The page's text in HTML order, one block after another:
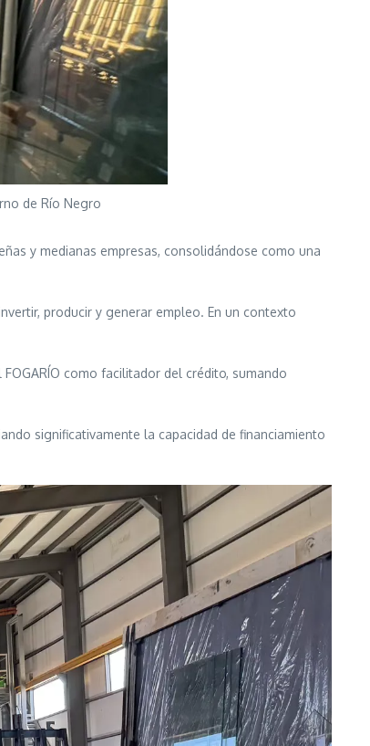
de Río Negro
y medianas empresas, consolidándose como una
producir y generar empleo. En un contexto
como facilitador del crédito, sumando
significativamente la capacidad de financiamiento